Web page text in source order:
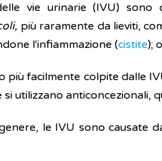
delle infezioni delle
dolore nell'emettere urina
sangue nelle urine
addome
più comuni delle infezioni
e/o lombari
vie urinarie (IVU) sono
più raramente da lieviti,
l'infiammazione (cistite);
più facilmente colpite dalle
utilizzano anticoncezionali,
le IVU sono causate